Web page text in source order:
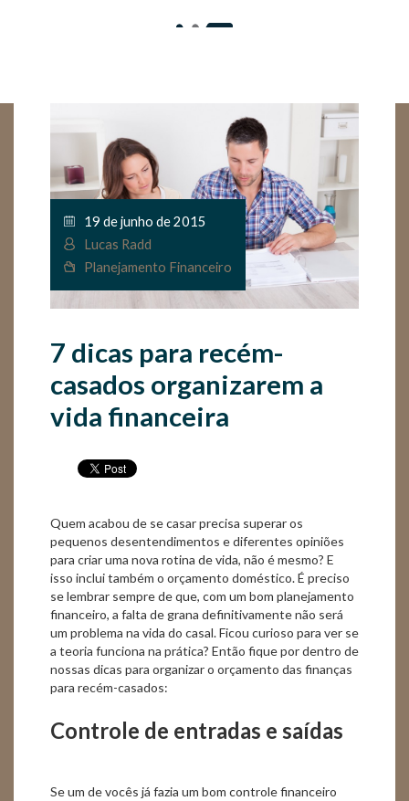
19 de junho de 2015
Lucas Radd
Planejamento Financeiro
7 dicas para recém-
casados organizarem a
vida financeira
Quem acabou de se casar precisa superar os
pequenos desentendimentos e diferentes opiniões
para criar uma nova rotina de vida, não é mesmo? E
isso inclui também o orçamento doméstico. É preciso
se lembrar sempre de que, com um bom planejamento
financeiro, a falta de grana definitivamente não será
um problema na vida do casal. Ficou curioso para ver se
a teoria funciona na prática? Então fique por dentro de
nossas dicas para organizar o orçamento das finanças
para recém-casados:
Controle de entradas e saídas
Se um de vocês já fazia um bom controle financeiro